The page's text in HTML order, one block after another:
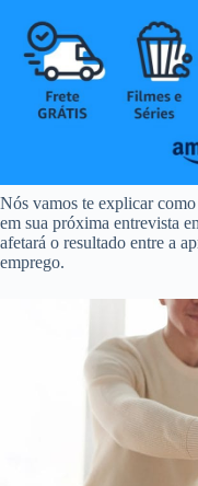
Nós vamos te explicar
em sua próxima entrevista
afetará o resultado entre a
emprego.